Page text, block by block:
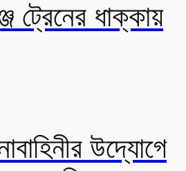
ট্রেনের ধাক্কায়
উদ্যোগে